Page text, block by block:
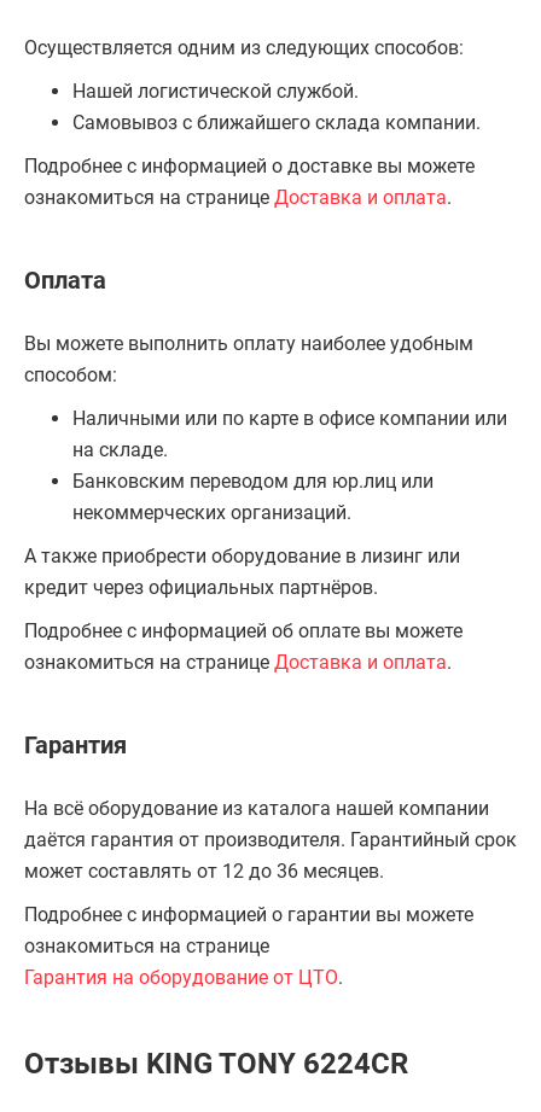
Осуществляется одним из следующих способов:
Нашей логистической службой.
Самовывоз с ближайшего склада компании.
Подробнее с информацией о доставке вы можете
ознакомиться на странице Доставка и оплата.
Оплата
Вы можете выполнить оплату наиболее удобным
способом:
Наличными или по карте в офисе компании или
на складе.
Банковским переводом для юр.лиц или
некоммерческих организаций.
А также приобрести оборудование в лизинг или
кредит через официальных партнёров.
Подробнее с информацией об оплате вы можете
ознакомиться на странице Доставка и оплата.
Гарантия
На всё оборудование из каталога нашей компании
даётся гарантия от производителя. Гарантийный срок
может составлять от 12 до 36 месяцев.
Подробнее с информацией о гарантии вы можете
ознакомиться на странице
Гарантия на оборудование от ЦТО.
Отзывы KING TONY 6224CR